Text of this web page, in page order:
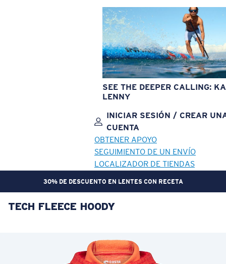
SEE THE DEEPER CALLING:
LENNY
INICIAR SESIÓN / CREAR
CUENTA
OBTENER APOYO
SEGUIMIENTO DE UN ENVÍO
LOCALIZADOR DE TIENDAS
30% DE DESCUENTO EN LENTES CON RECETA
OBJETIVO ACTUALIZADO
Cantidad:
TECH FLEECE HOODY